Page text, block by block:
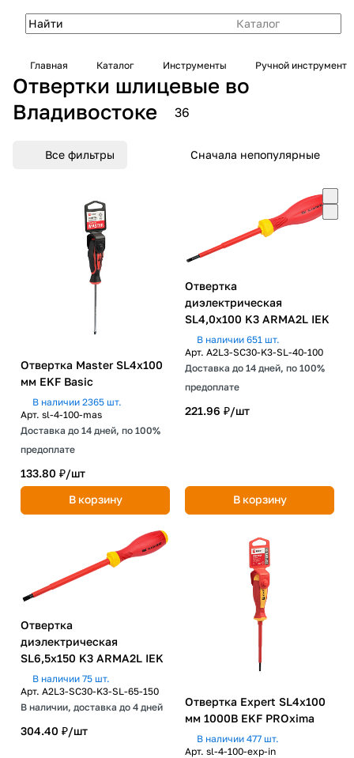
Каталог
Главная Каталог Инструменты Ручной инструмент
Отвертки шлицевые во
Владивостоке
36
Все фильтры Сначала непопулярные
Отвертка Master SL4x100
мм EKF Basic
В наличии 2365 шт.
Арт. sl-4-100-mas
Доставка до 14 дней, по 100%
предоплате
133.80 ₽/шт
В корзину
Отвертка
диэлектрическая
SL4,0х100 K3 ARMA2L IEK
В наличии 651 шт.
Арт. A2L3-SC30-K3-SL-40-100
Доставка до 14 дней, по 100%
предоплате
221.96 ₽/шт
В корзину
Отвертка
диэлектрическая
SL6,5х150 K3 ARMA2L IEK
В наличии 75 шт.
Арт. A2L3-SC30-K3-SL-65-150
В наличии, доставка до 4 дней
304.40 ₽/шт
Отвертка Expert SL4x100
мм 1000В EKF PROxima
В наличии 477 шт.
Арт. sl-4-100-exp-in